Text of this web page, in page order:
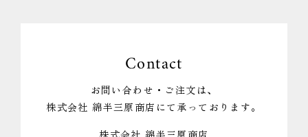
Contact
お問い合わせ・ご注文は、
株式会社 綿半三原商店にて承っております。